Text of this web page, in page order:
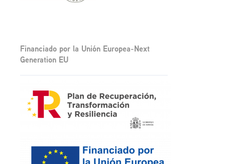
Financiado por la Unión Europea-Next
Generation EU